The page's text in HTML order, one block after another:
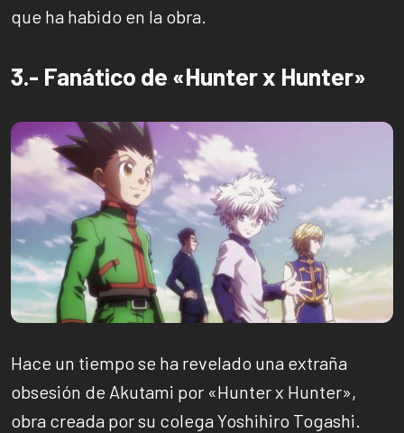
que ha habido en la obra.
3.- Fanático de «Hunter x Hunter»
Hace un tiempo se ha revelado una extraña
obsesión de Akutami por «Hunter x Hunter»,
obra creada por su colega Yoshihiro Togashi.